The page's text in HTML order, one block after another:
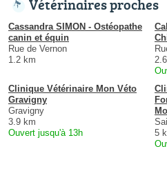
Vétérinaires proches
Cassandra SIMON - Ostéopathe
canin et équin
Rue de Vernon
1.2 km
Clinique Vétérinaire Mon Véto
Gravigny
Gravigny
3.9 km
Ouvert jusqu'à 13h
5